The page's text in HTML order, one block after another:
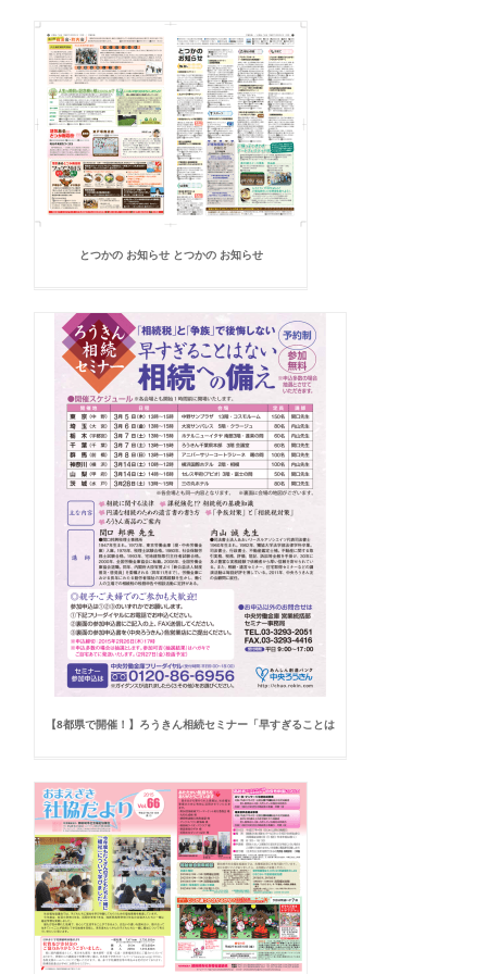
とつかの お知らせ とつかの お知らせ
【8都県で開催！】ろうきん相続セミナー「早すぎることは